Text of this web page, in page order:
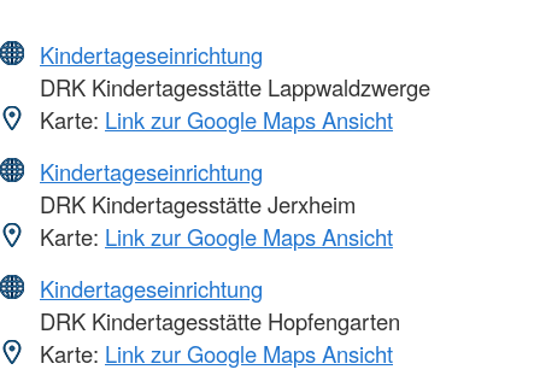
Kindertageseinrichtung
DRK Kindertagesstätte Lappwaldzwerge
Karte: Link zur Google Maps Ansicht
Kindertageseinrichtung
DRK Kindertagesstätte Jerxheim
Karte: Link zur Google Maps Ansicht
Kindertageseinrichtung
DRK Kindertagesstätte Hopfengarten
Karte: Link zur Google Maps Ansicht